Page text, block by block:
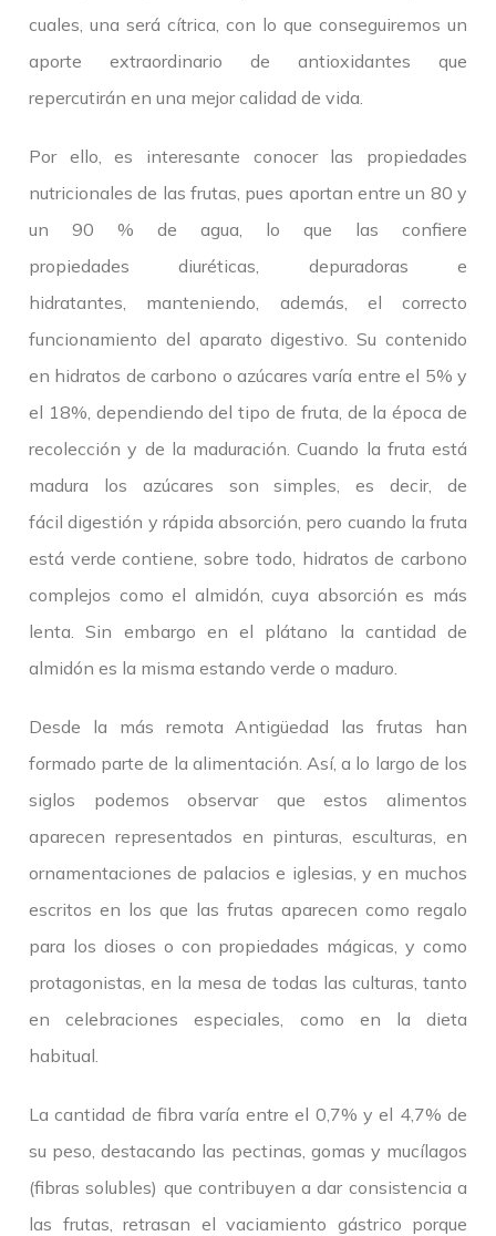
cuales, una será cítrica, con lo que conseguiremos un
aporte extraordinario de antioxidantes que
repercutirán en una mejor calidad de vida.
Por ello, es interesante conocer las propiedades
nutricionales de las frutas, pues aportan entre un 80 y
un 90 % de agua, lo que las confiere
propiedades diuréticas, depuradoras e
hidratantes, manteniendo, además, el correcto
funcionamiento del aparato digestivo. Su contenido
en hidratos de carbono o azúcares varía entre el 5% y
el 18%, dependiendo del tipo de fruta, de la época de
recolección y de la maduración. Cuando la fruta está
madura los azúcares son simples, es decir, de
fácil digestión y rápida absorción, pero cuando la fruta
está verde contiene, sobre todo, hidratos de carbono
complejos como el almidón, cuya absorción es más
lenta. Sin embargo en el plátano la cantidad de
almidón es la misma estando verde o maduro.
Desde la más remota Antigüedad las frutas han
formado parte de la alimentación. Así, a lo largo de los
siglos podemos observar que estos alimentos
aparecen representados en pinturas, esculturas, en
ornamentaciones de palacios e iglesias, y en muchos
escritos en los que las frutas aparecen como regalo
para los dioses o con propiedades mágicas, y como
protagonistas, en la mesa de todas las culturas, tanto
en celebraciones especiales, como en la dieta
habitual.
La cantidad de fibra varía entre el 0,7% y el 4,7% de
su peso, destacando las pectinas, gomas y mucílagos
(fibras solubles) que contribuyen a dar consistencia a
las frutas, retrasan el vaciamiento gástrico porque